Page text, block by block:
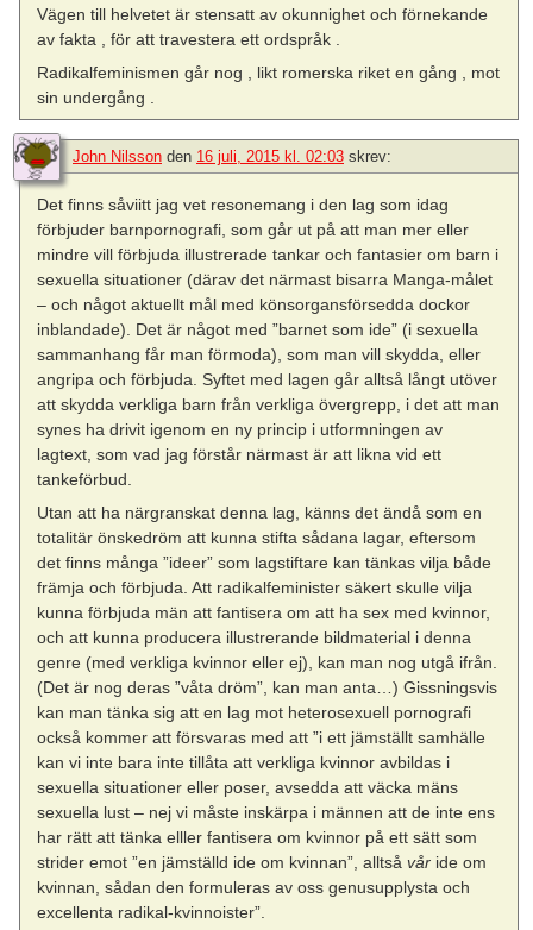
Vägen till helvetet är stensatt av okunnighet och förnekande
av fakta , för att travestera ett ordspråk .
Radikalfeminismen går nog , likt romerska riket en gång , mot
sin undergång .
John Nilsson den 16 juli, 2015 kl. 02:03 skrev:
Det finns såviitt jag vet resonemang i den lag som idag
förbjuder barnpornografi, som går ut på att man mer eller
mindre vill förbjuda illustrerade tankar och fantasier om barn i
sexuella situationer (därav det närmast bisarra Manga-målet
– och något aktuellt mål med könsorgansförsedda dockor
inblandade). Det är något med ”barnet som ide” (i sexuella
sammanhang får man förmoda), som man vill skydda, eller
angripa och förbjuda. Syftet med lagen går alltså långt utöver
att skydda verkliga barn från verkliga övergrepp, i det att man
synes ha drivit igenom en ny princip i utformningen av
lagtext, som vad jag förstår närmast är att likna vid ett
tankeförbud.
Utan att ha närgranskat denna lag, känns det ändå som en
totalitär önskedröm att kunna stifta sådana lagar, eftersom
det finns många ”ideer” som lagstiftare kan tänkas vilja både
främja och förbjuda. Att radikalfeminister säkert skulle vilja
kunna förbjuda män att fantisera om att ha sex med kvinnor,
och att kunna producera illustrerande bildmaterial i denna
genre (med verkliga kvinnor eller ej), kan man nog utgå ifrån.
(Det är nog deras ”våta dröm”, kan man anta…) Gissningsvis
kan man tänka sig att en lag mot heterosexuell pornografi
också kommer att försvaras med att ”i ett jämställt samhälle
kan vi inte bara inte tillåta att verkliga kvinnor avbildas i
sexuella situationer eller poser, avsedda att väcka mäns
sexuella lust – nej vi måste inskärpa i männen att de inte ens
har rätt att tänka elller fantisera om kvinnor på ett sätt som
strider emot ”en jämställd ide om kvinnan”, alltsåvår ide om
kvinnan, sådan den formuleras av oss genusupplysta och
excellenta radikal-kvinnoister”.